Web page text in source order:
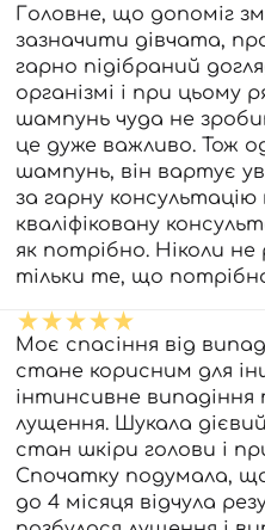
Головне, що допоміг
зазначити дівчата,
гарно підібраний
організмі і при цьому
шампунь чуда не
це дуже важливо. Тож
шампунь, він вартує
за гарну
кваліфіковану
як потрібно. Ніколи
тільки те, що
Моє спасіння від
стане корисним для
інтинсивне випадіння
лущення. Шукала
стан шкіри голови і
Спочатку подумала,
до 4 місяця відчула